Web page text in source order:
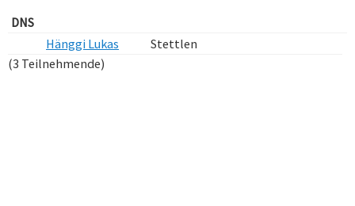
DNS
Hänggi Lukas
Stettlen
(3 Teilnehmende)